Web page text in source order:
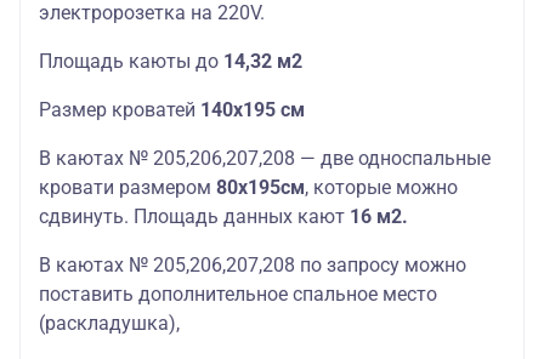
электророзетка на 220V.
Площадь каюты до 14,32 м2
Размер кроватей 140х195 см
В каютах № 205,206,207,208 — две односпальные
кровати размером 80х195см, которые можно
сдвинуть. Площадь данных кают 16 м2.
В каютах № 205,206,207,208 по запросу можно
поставить дополнительное спальное место
(раскладушка),